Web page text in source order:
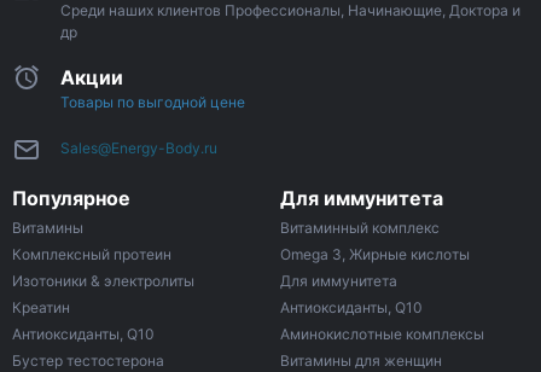
Среди наших клиентов Профессионалы, Начинающие, Доктора и
др
Акции
Товары по выгодной цене
Sales@Energy-Body.ru
Популярное
Витамины
Комплексный протеин
Изотоники & электролиты
Креатин
Антиоксиданты, Q10
Бустер тестостерона
Для иммунитета
Витаминный комплекс
Omega 3, Жирные кислоты
Для иммунитета
Антиоксиданты, Q10
Аминокислотные комплексы
Витамины для женщин